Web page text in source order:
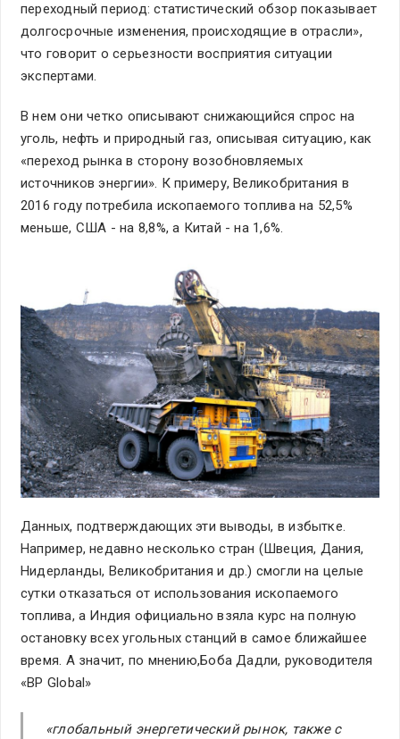
переходный период: статистический обзор показывает
долгосрочные изменения, происходящие в отрасли»,
что говорит о серьезности восприятия ситуации
экспертами.
В нем они четко описывают снижающийся спрос на
уголь, нефть и природный газ, описывая ситуацию, как
«переход рынка в сторону возобновляемых
источников энергии». К примеру, Великобритания в
2016 году потребила ископаемого топлива на 52,5%
меньше, США - на 8,8%, а Китай - на 1,6%.
Данных, подтверждающих эти выводы, в избытке.
Например, недавно несколько стран (Швеция, Дания,
Нидерланды, Великобритания и др.) смогли на целые
сутки отказаться от использования ископаемого
топлива, а Индия официально взяла курс на полную
остановку всех угольных станций в самое ближайшее
время. А значит, по мнению,Боба Дадли, руководителя
«BP Glоbal»
«глобальный энергетический рынок, также с